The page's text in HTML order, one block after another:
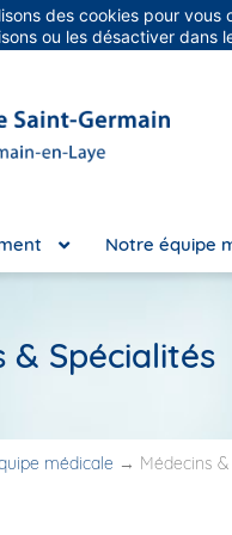
Entre nous, la vie
Notre équipe
& Spécialités
médicale → Médecins
des cookies pour vous
ou les désactiver dans